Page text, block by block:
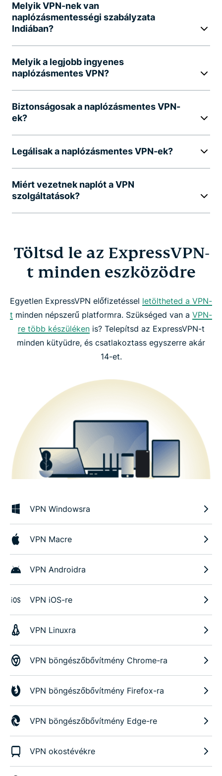
Melyik VPN-nek van
naplózásmentességi szabályzata
Indiában?
Melyik a legjobb ingyenes
naplózásmentes VPN?
Biztonságosak a naplózásmentes VPN-
ek?
Legálisak a naplózásmentes VPN-ek?
Miért vezetnek naplót a VPN
szolgáltatások?
Töltsd le az ExpressVPN-
t minden eszközödre
Egyetlen ExpressVPN előfizetéssel letöltheted a VPN-
t minden népszerű platformra. Szükséged van a VPN-
re több készülékenis? Telepítsd az ExpressVPN-t
minden kütyüdre, és csatlakoztass egyszerre akár
14-et.
VPN Windowsra
VPN Macre
VPN Androidra
VPN iOS-re
VPN Linuxra
VPN böngészőbővítmény Chrome-ra
VPN böngészőbővítmény Firefox-ra
VPN böngészőbővítmény Edge-re
VPN okostévékre